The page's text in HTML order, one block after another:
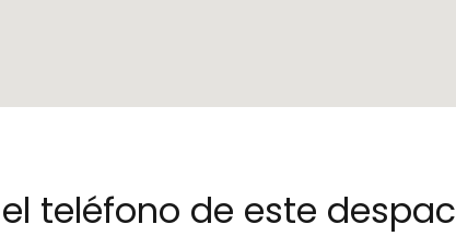
teléfono de este